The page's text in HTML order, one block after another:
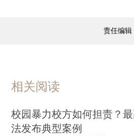
责任编辑
相关阅读
校园暴力校方如何担责？
法发布典型案例